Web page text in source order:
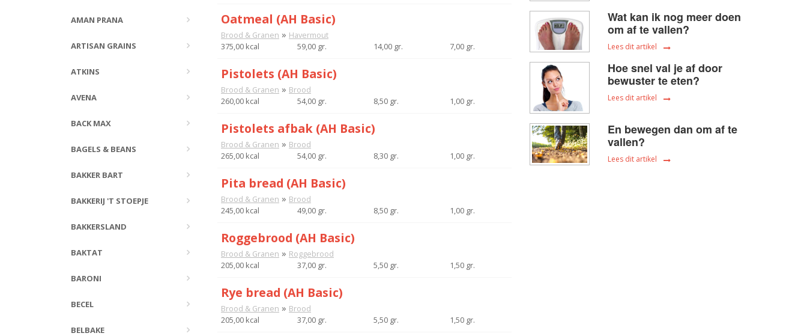
AMAN PRANA
ARTISAN GRAINS
ATKINS
AVENA
BACK MAX
BAGELS & BEANS
BAKKER BART
BAKKERIJ 'T STOEPJE
BAKKERSLAND
BAKTAT
BARONI
BECEL
BELBAKE
Oatmeal (AH Basic)
Brood & Granen » Havermout
375,00 kcal
59,00 gr. 14,00 gr. 7,00 gr.
Pistolets (AH Basic)
Brood & Granen » Brood
260,00 kcal
54,00 gr. 8,50 gr. 1,00 gr.
Pistolets afbak (AH Basic)
Brood & Granen » Brood
265,00 kcal
54,00 gr. 8,30 gr. 1,00 gr.
Pita bread (AH Basic)
Brood & Granen » Brood
245,00 kcal
49,00 gr. 8,50 gr. 1,00 gr.
Roggebrood (AH Basic)
Brood & Granen » Roggebrood
205,00 kcal
37,00 gr. 5,50 gr. 1,50 gr.
Rye bread (AH Basic)
Brood & Granen » Brood
205,00 kcal
37,00 gr. 5,50 gr. 1,50 gr.
Wat kan ik nog meer doen
om af te vallen?
Lees dit artikel
Hoe snel val je af door
bewuster te eten?
Lees dit artikel
En bewegen dan om af te
vallen?
Lees dit artikel